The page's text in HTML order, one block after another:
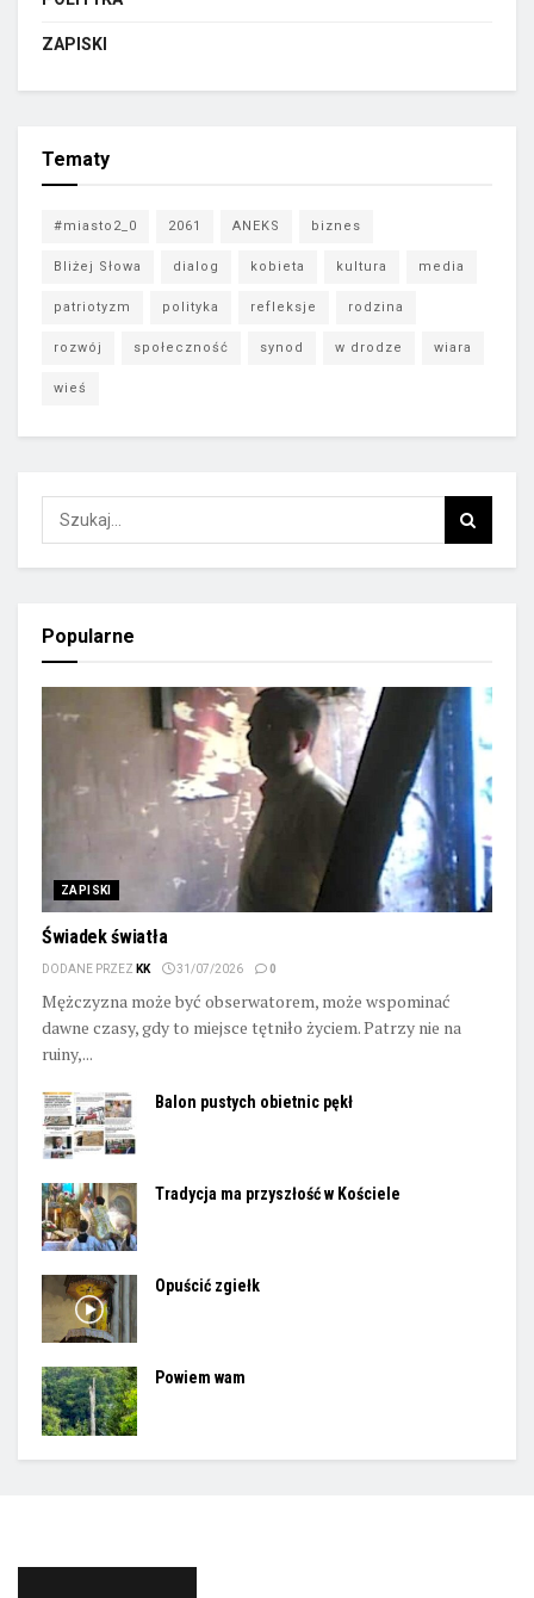
ZAPISKI
Tematy
#miasto2_0 2061 ANEKS biznes
Bliżej Słowa dialog kobieta kultura media
patriotyzm polityka refleksje rodzina
rozwój społeczność synod w drodze wiara
wieś
Popularne
ZAPISKI
Świadek światła
DODANE PRZEZ KK 31/07/2026 0
Mężczyzna może być obserwatorem, może wspominać
dawne czasy, gdy to miejsce tętniło życiem. Patrzy nie na
ruiny,...
Balon pustych obietnic pękł
Tradycja ma przyszłość w Kościele
Opuścić zgiełk
Powiem wam